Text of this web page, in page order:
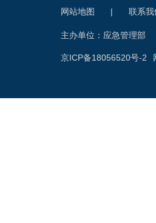
网站地图 | 联系我
主办单位：应急管理部
京ICP备18056520号-2